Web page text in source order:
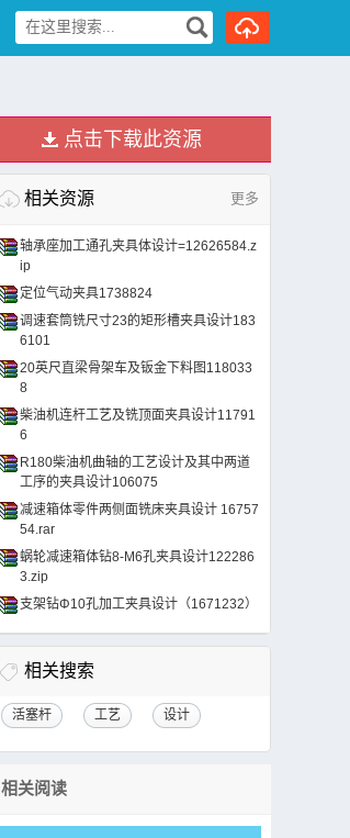
点击下载此资源
相关资源 更多
轴承座加工通孔夹具体设计=12626584.z
ip
定位气动夹具1738824
调速套筒铣尺寸23的矩形槽夹具设计183
6101
20英尺直梁骨架车及钣金下料图118033
8
柴油机连杆工艺及铣顶面夹具设计11791
6
R180柴油机曲轴的工艺设计及其中两道
工序的夹具设计106075
减速箱体零件两侧面铣床夹具设计 16757
54.rar
蜗轮减速箱体钻8-M6孔夹具设计122286
3.zip
支架钻Φ10孔加工夹具设计（1671232）
相关搜索
活塞杆 工艺 设计
相关阅读